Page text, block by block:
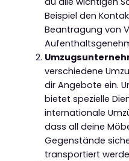
Beispiel den
Beantragung von
verschiedene
dir Angebote ein.
bietet spezielle
internationale
dass all deine
Gegenstände
transportiert